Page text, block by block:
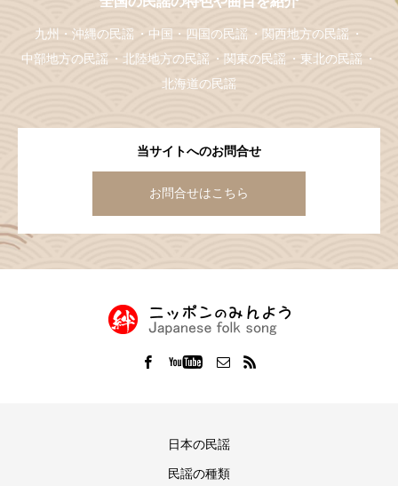
九州・沖縄の民謡 中国・四国の民謡
関西地方の民謡
中部地方の民謡
北陸地方の民謡 関東の民謡
東北の民謡
北海道の民謡
当サイトへのお問合せ
お問合せはこちら
日本の民謡
民謡の種類